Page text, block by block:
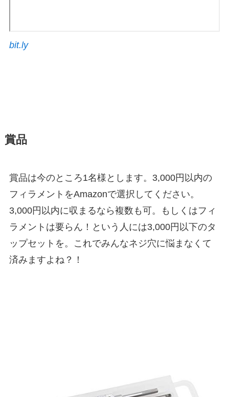
bit.ly
賞品
賞品は今のところ1名様とします。3,000円以内の
フィラメントをAmazonで選択してください。
3,000円以内に収まるなら複数も可。もしくはフィ
ラメントは要らん！という人には3,000円以下のタ
ップセットを。これでみんなネジ穴に悩まなくて
済みますよね？！